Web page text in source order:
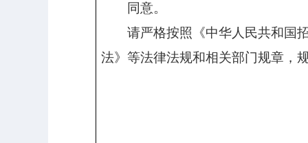
同意。
请严格按照《中华人民共和国
法》等法律法规和相关部门规章，